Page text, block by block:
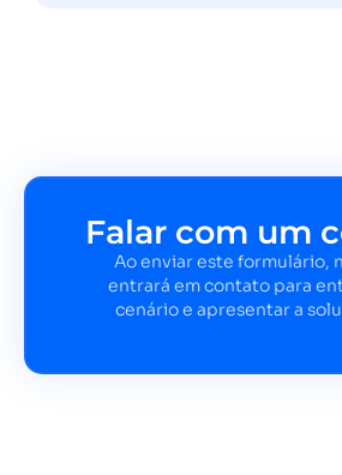
Falar com um
Ao enviar este formulário,
entrará em contato para
cenário e apresentar a